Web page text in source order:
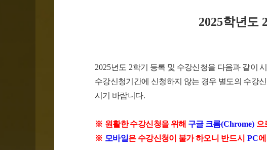
2025학년도2
2025년도 2학기 등록 및 수강신청을 다음과 같이
수강신청기간에 신청하지 않는 경우 별도의 수강
시기 바랍니다.
※ 원활한 수강신청을 위해 구글 크롬(Chrome) 으
※ 모바일은수강신청이 불가하오니 반드시PC